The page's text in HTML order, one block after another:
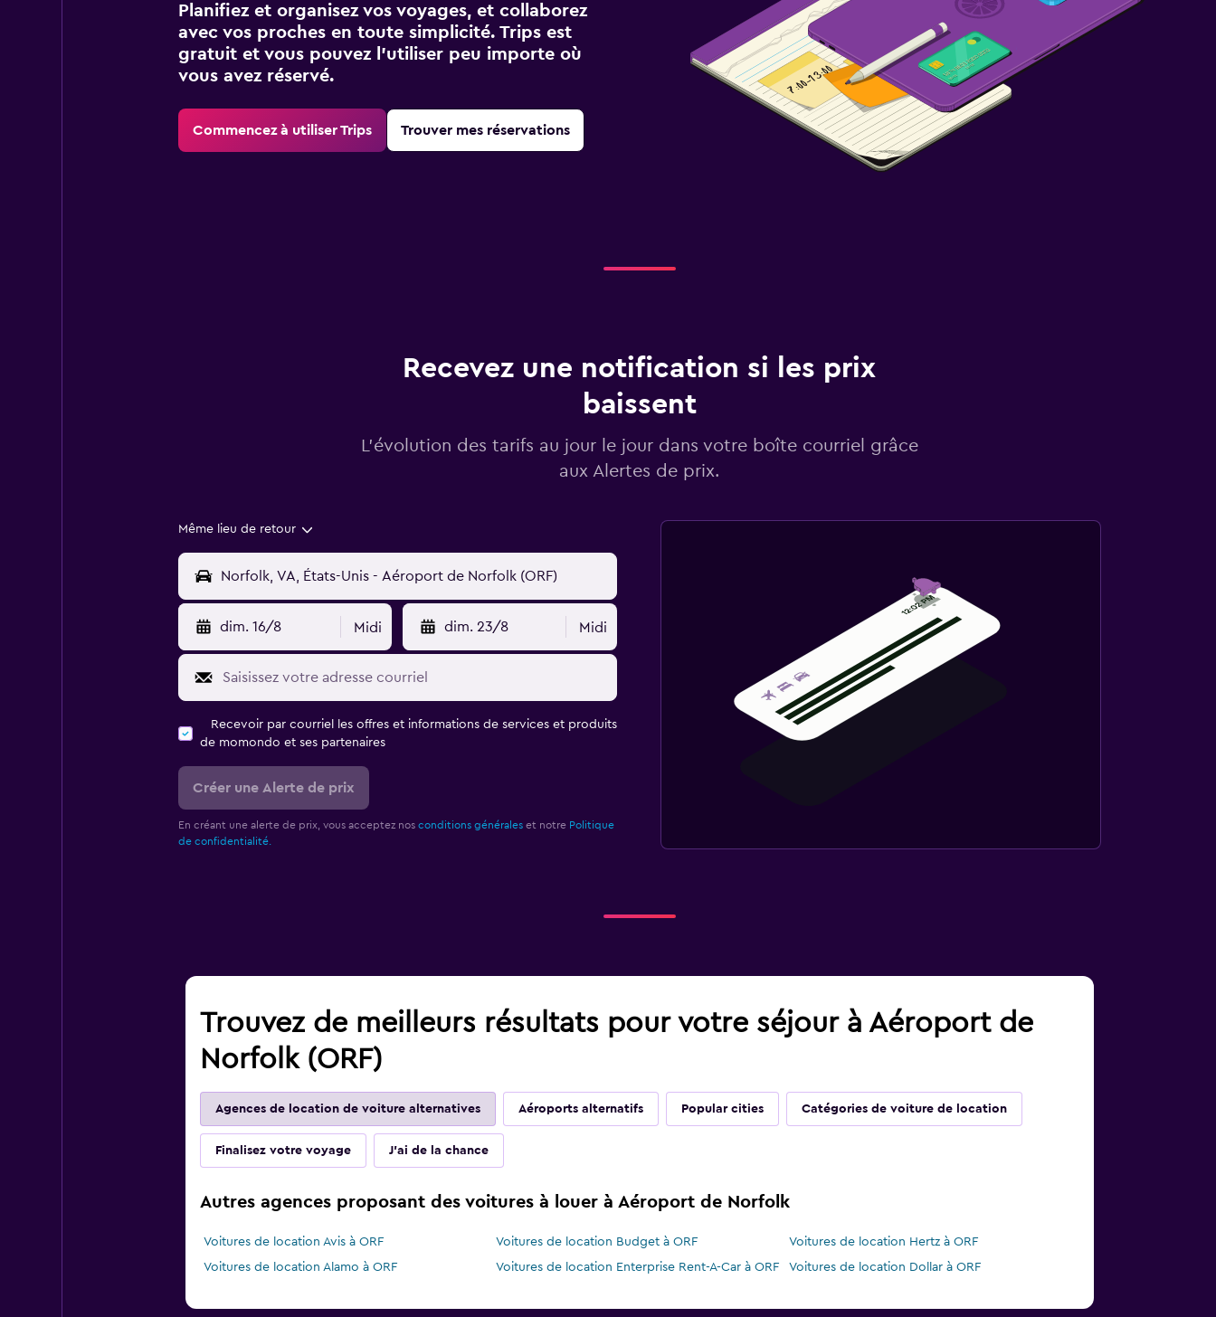
Planifiez et organisez vos voyages, et collaborez
avec vos proches en toute simplicité. Trips est
gratuit et vous pouvez l’utiliser peu importe où
vous avez réservé.
Commencez à utiliser Trips Trouver mes réservations
Recevez une notification si les prix
baissent
L’évolution des tarifs au jour le jour dans votre boîte courriel grâce
aux Alertes de prix.
Même lieu de retour
dim. 16/8 Midi dim. 23/8 Midi
Recevoir par courriel les offres et informations de services et produits
de momondo et ses partenaires
Créer une Alerte de prix
En créant une alerte de prix, vous acceptez nos conditions généraleset notre Politique
de confidentialité.
Trouvez de meilleurs résultats pour votre séjour à Aéroport de
Norfolk (ORF)
Agences de location de voiture alternatives Aéroports alternatifs Popular cities Catégories de voiture de location
Finalisez votre voyage J'ai de la chance
Autres agences proposant des voitures à louer à Aéroport de Norfolk
Voitures de location Avis à ORF Voitures de location Budget à ORF
Voitures de location Hertz à ORF
Voitures de location Alamo à ORF
Voitures de location Enterprise Rent-A-Car à ORF Voitures de location Dollar à ORF